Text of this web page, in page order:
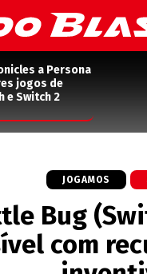
a Persona
jogos de
e Switch 2
JOGAMOS
Bug
com